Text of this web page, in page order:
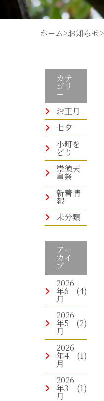
ホーム>お知らせ>
カテ
ゴリ
ー
お正月
七夕
小町を
どり
崇徳天
皇祭
新着情
報
未分類
アー
カイ
ブ
2026
年6
月
(4)
2026
年5
月
(2)
2026
年4
月
(1)
2026
年3
月
(1)